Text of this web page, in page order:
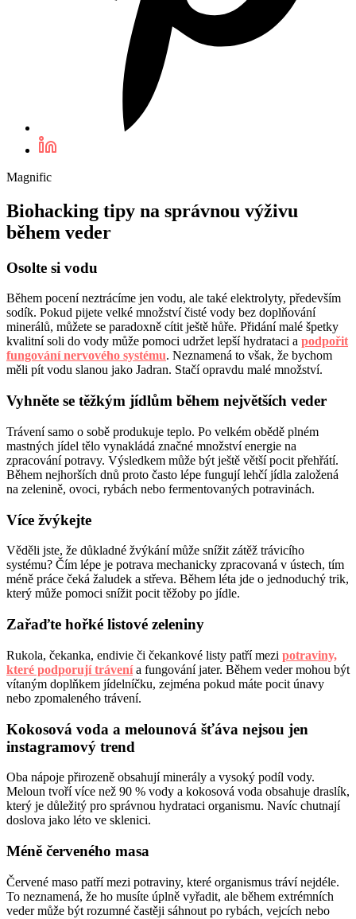
Magnific
Biohacking tipy na správnou výživu
během veder
Osolte si vodu
Během pocení neztrácíme jen vodu, ale také elektrolyty, především
sodík. Pokud pijete velké množství čisté vody bez doplňování
minerálů, můžete se paradoxně cítit ještě hůře. Přidání malé špetky
kvalitní soli do vody může pomoci udržet lepší hydrataci a podpořit
fungování nervového systému. Neznamená to však, že bychom
měli pít vodu slanou jako Jadran. Stačí opravdu malé množství.
Vyhněte se těžkým jídlům během největších veder
Trávení samo o sobě produkuje teplo. Po velkém obědě plném
mastných jídel tělo vynakládá značné množství energie na
zpracování potravy. Výsledkem může být ještě větší pocit přehřátí.
Během nejhorších dnů proto často lépe fungují lehčí jídla založená
na zelenině, ovoci, rybách nebo fermentovaných potravinách.
Více žvýkejte
Věděli jste, že důkladné žvýkání může snížit zátěž trávicího
systému? Čím lépe je potrava mechanicky zpracovaná v ústech, tím
méně práce čeká žaludek a střeva. Během léta jde o jednoduchý trik,
který může pomoci snížit pocit těžoby po jídle.
Zařaďte hořké listové zeleniny
Rukola, čekanka, endivie či čekankové listy patří mezi potraviny,
které podporují trávenía fungování jater. Během veder mohou být
vítaným doplňkem jídelníčku, zejména pokud máte pocit únavy
nebo zpomaleného trávení.
Kokosová voda a melounová šťáva nejsou jen
instagramový trend
Oba nápoje přirozeně obsahují minerály a vysoký podíl vody.
Meloun tvoří více než 90 % vody a kokosová voda obsahuje draslík,
který je důležitý pro správnou hydrataci organismu. Navíc chutnají
doslova jako léto ve sklenici.
Méně červeného masa
Červené maso patří mezi potraviny, které organismus tráví nejdéle.
To neznamená, že ho musíte úplně vyřadit, ale během extrémních
veder může být rozumné častěji sáhnout po rybách, vejcích nebo